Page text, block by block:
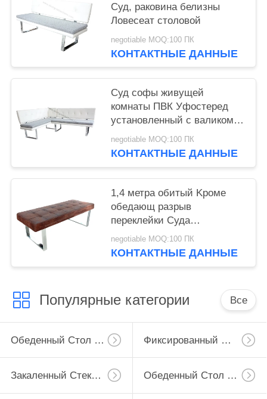
Суд, раковина белизны
Ловесеат столовой
negotiable MOQ:100 ПК
КОНТАКТНЫЕ ДАННЫЕ
Суд софы живущей
комнаты ПВК Уфостеред
установленный с валиком
ткани Ремовеабле
negotiable MOQ:100 ПК
КОНТАКТНЫЕ ДАННЫЕ
1,4 метра обитый Kроме
обедающ разрыв
переклейки Суда
материальный устойчивый
negotiable MOQ:100 ПК
КОНТАКТНЫЕ ДАННЫЕ
Популярные категории Все
Обеденный Стол Расширения Фиксированный Обеденный Стол
Закаленный Стеклянный Обеденный Стол Обеденный Стол ХПЛ